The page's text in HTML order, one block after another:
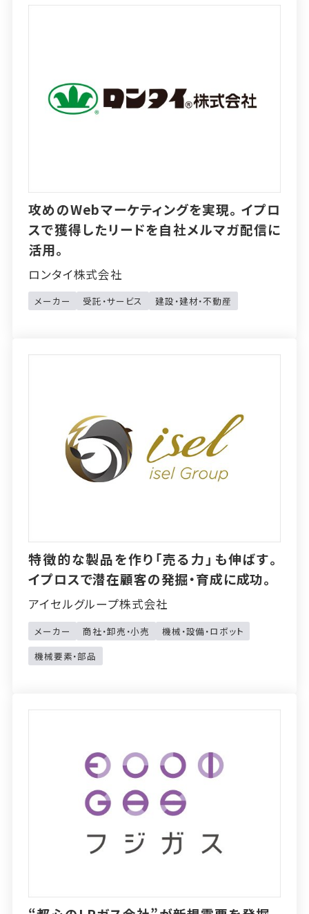
攻めのWebマーケティングを実現。イプロ
スで獲得したリードを自社メルマガ配信に
活用。
ロンタイ株式会社
メーカー 受託・サービス 建設・建材・不動産
特徴的な製品を作り「売る力」も伸ばす。
イプロスで潜在顧客の発掘・育成に成功。
アイセルグループ株式会社
メーカー 商社・卸売・小売
機械・設備・ロボット
機械要素・部品